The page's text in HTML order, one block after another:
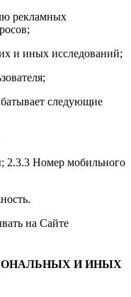
рекламных
и иных исследований;
следующие
2.3.3 Номер мобильного
на Сайте
И ИНЫХ